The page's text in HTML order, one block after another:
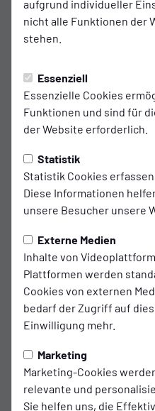
aufgrund individueller
nicht alle Funktionen der
stehen.
Essenziell
Essenzielle Cookies
Funktionen und sind für
der Website erforderlich.
Statistik
Statistik Cookies
Diese Informationen
unsere Besucher unsere
Externe Medien
Inhalte von
Plattformen werden
Cookies von externen
bedarf der Zugriff auf
Einwilligung mehr.
Marketing
Marketing-Cookies
relevante und
Sie helfen uns, die
2 Herren